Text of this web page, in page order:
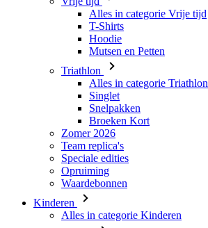
Alles in categorie Vrije tijd
T-Shirts
Hoodie
Mutsen en Petten
Triathlon
Alles in categorie Triathlon
Singlet
Snelpakken
Broeken Kort
Zomer 2026
Team replica's
Speciale edities
Opruiming
Waardebonnen
Kinderen
Alles in categorie Kinderen